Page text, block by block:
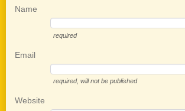
Name
required
Email
required, will not be published
Website